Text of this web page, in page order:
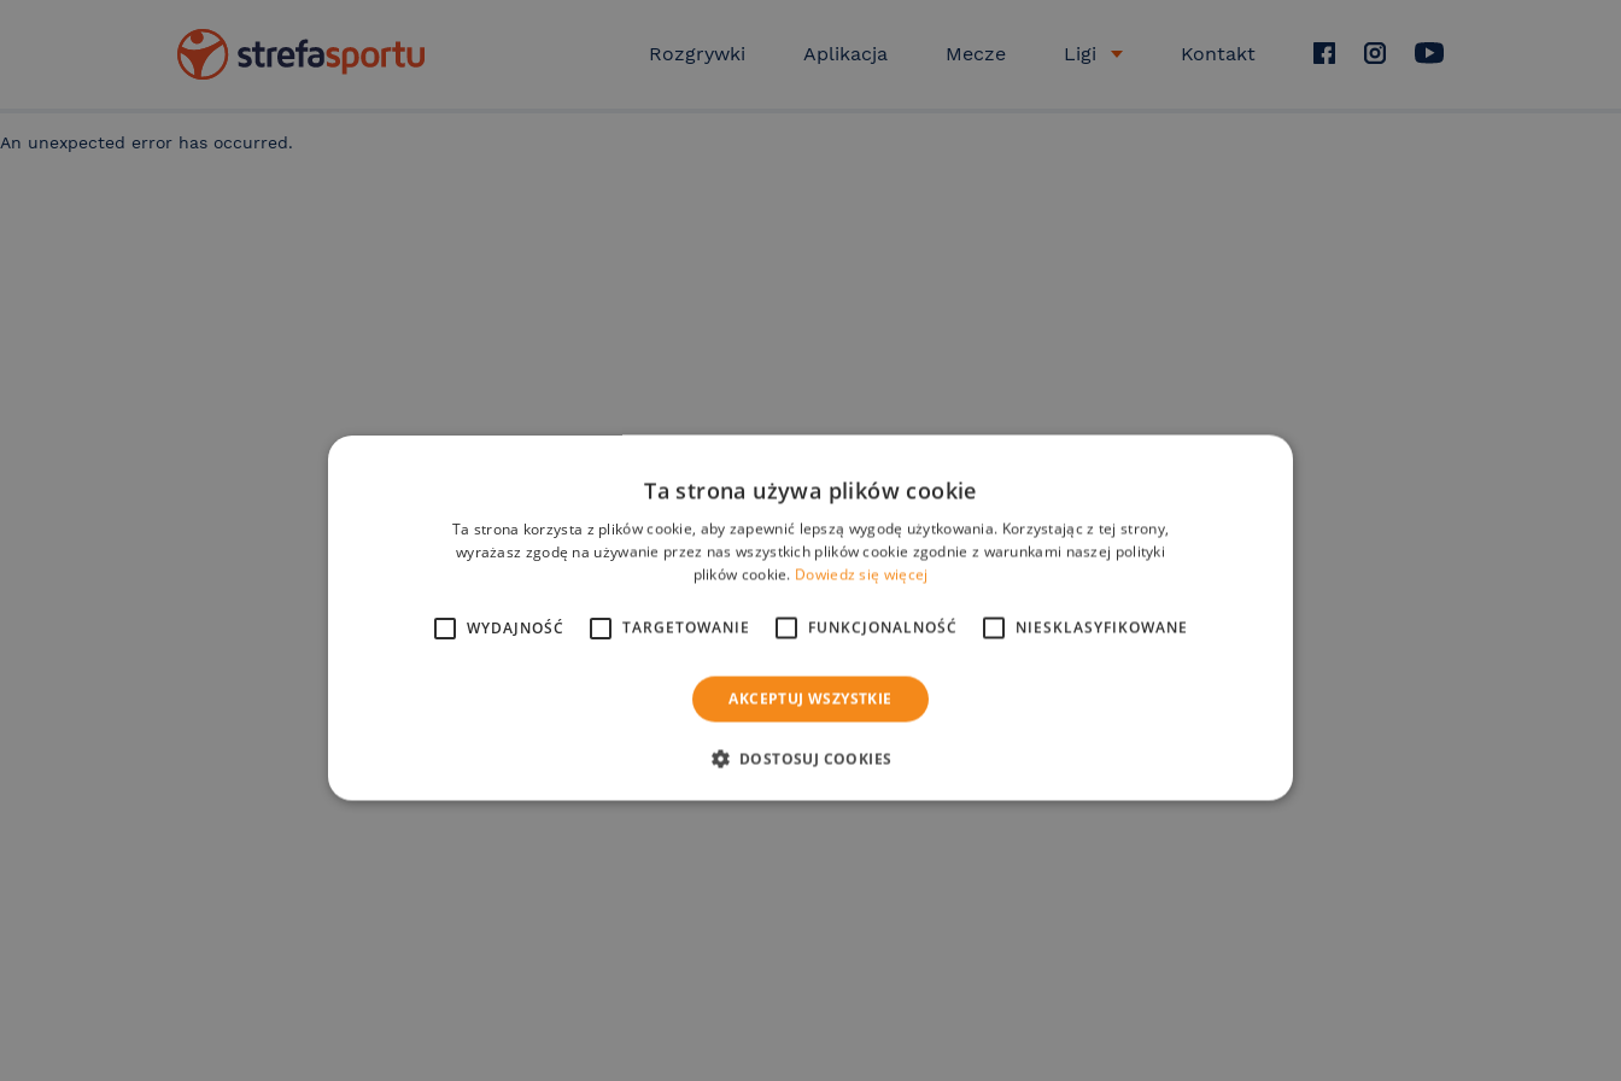
Rozgrywki Aplikacja Mecze Ligi Kontakt
An unexpected error has occurred.
Ta strona używa plików cookie
Ta strona korzysta z plików cookie, aby zapewnić lepszą wygodę użytkowania. Korzystając z tej strony,
wyrażasz zgodę na używanie przez nas wszystkich plików cookie zgodnie z warunkami naszej polityki
plików cookie. Dowiedz się więcej
WYDAJNOŚĆ TARGETOWANIE FUNKCJONALNOŚĆ NIESKLASYFIKOWANE
AKCEPTUJ WSZYSTKIE
DOSTOSUJ COOKIES